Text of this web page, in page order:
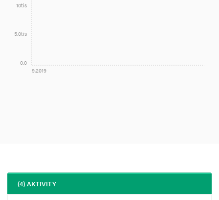
9.2019
0.0
5.0tis
10tis
(4) AKTIVITY